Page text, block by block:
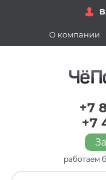
О компании
+7
+7
работаем